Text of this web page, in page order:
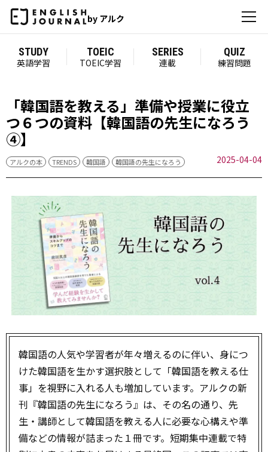
by アルク
STUDY
英語学習
TOEIC
TOEIC学習
SERIES
連載
QUIZ
練習問題
「韓国語を教える」準備や授業に役立
つ６つの資料【韓国語の先生になろう
④】
アルクの本 TRENDS 韓国語 韓国語の先生になろう 2025-04-04
韓国語の人気や学習者が年々増えるのに伴い、身につ
けた韓国語を生かす選択肢として「韓国語を教える仕
事」を視野に入れる人も増加しています。アルクの新
刊『韓国語の先生になろう』は、その名の通り、先
生・講師として韓国語を教える人に必要な心構えや準
備などの情報が詰まった１冊です。短期集中連載で特